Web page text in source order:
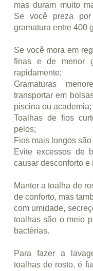
mas duram muito
Se você preza
gramatura entre 400
Se você mora em
finas e de menor
rapidamente;
Gramaturas
transportar em
piscina ou academia;
Toalhas de fios
pelos;
Fios mais longos
Evite excessos de
causar desconforto e
Manter a toalha de
de conforto, mas
com umidade,
toalhas são o meio
bactérias.
Para fazer a
toalhas de rosto, é